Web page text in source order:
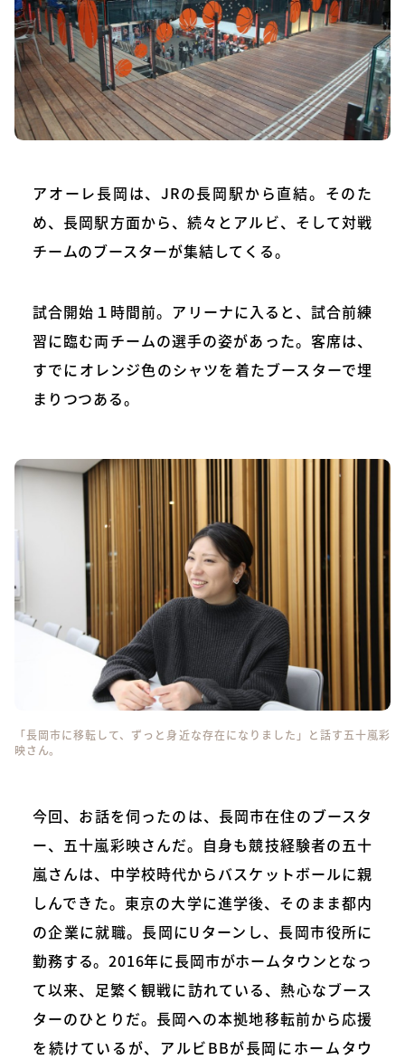
アオーレ長岡は、JRの長岡駅から直結。そのた
め、長岡駅方面から、続々とアルビ、そして対戦
チームのブースターが集結してくる。
試合開始１時間前。アリーナに入ると、試合前練
習に臨む両チームの選手の姿があった。客席は、
すでにオレンジ色のシャツを着たブースターで埋
まりつつある。
「長岡市に移転して、ずっと身近な存在になりました」と話す五十嵐彩
映さん。
今回、お話を伺ったのは、長岡市在住のブースタ
ー、五十嵐彩映さんだ。自身も競技経験者の五十
嵐さんは、中学校時代からバスケットボールに親
しんできた。東京の大学に進学後、そのまま都内
の企業に就職。長岡にUターンし、長岡市役所に
勤務する。2016年に長岡市がホームタウンとなっ
て以来、足繁く観戦に訪れている、熱心なブース
ターのひとりだ。長岡への本拠地移転前から応援
を続けているが、アルビBBが長岡にホームタウ